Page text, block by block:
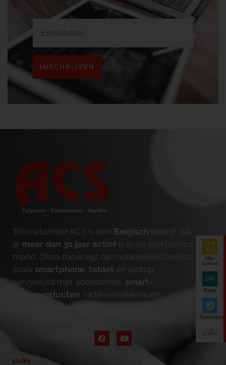
INSCHRIJVEN
Telenetcenter ACS is een Belgisch bedrijf dat
al meer dan 30 jaar actief is in de elektronica
markt. Onze focus ligt op mobiele electronica
zoals smartphone tablet en laptop,
aangevuld met accessoires, smart-
homeproducten , radarverklikkers en
bluetooth-speakers
Links
Mijn
telenet
Base
Speedtest